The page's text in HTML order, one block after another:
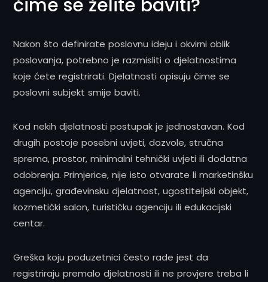
čime se želite baviti?
Nakon što definirate poslovnu ideju i okvirni oblik
poslovanja, potrebno je razmisliti o djelatnostima
koje ćete registrirati. Djelatnosti opisuju čime se
poslovni subjekt smije baviti.
Kod nekih djelatnosti postupak je jednostavan. Kod
drugih postoje posebni uvjeti, dozvole, stručna
sprema, prostor, minimalni tehnički uvjeti ili dodatna
odobrenja. Primjerice, nije isto otvarate li marketinšku
agenciju, građevinsku djelatnost, ugostiteljski objekt,
kozmetički salon, turističku agenciju ili edukacijski
centar.
Greška koju poduzetnici često rade jest da
registriraju premalo djelatnosti ili ne provjere treba li